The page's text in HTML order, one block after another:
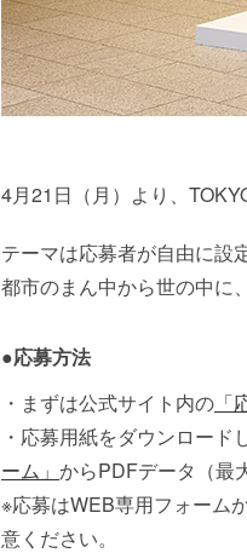
4月21日（月）より、
テーマは応募者が自由に設
都市のまん中から世の中に
●応募方法
・まずは公式サイト内の
・応募用紙をダウンロード
ーム」 からPDFデータ（最
※応募はWEB専用フォーム
意ください。